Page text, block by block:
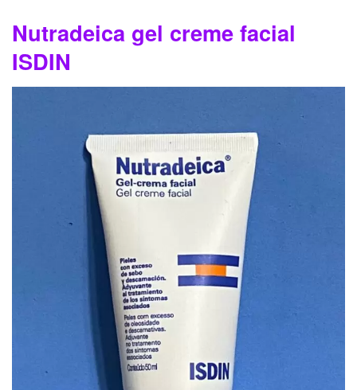
Nutradeica gel creme facial
ISDIN